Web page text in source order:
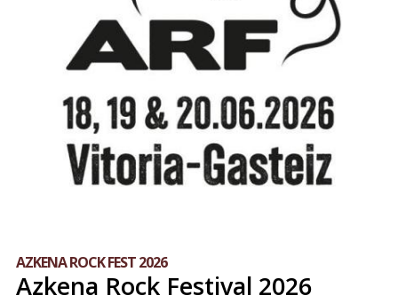
AZKENA ROCK FEST 2026
Azkena Rock Festival 2026